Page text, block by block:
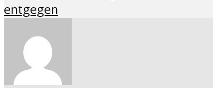
entgegen